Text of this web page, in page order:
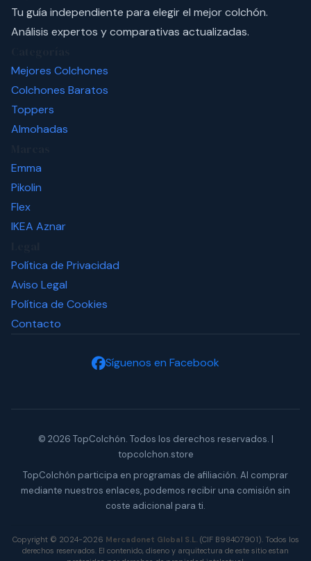
Tu guía independiente para elegir el mejor colchón.
Análisis expertos y comparativas actualizadas.
Mejores Colchones
Colchones Baratos
Toppers
Almohadas
Emma
Pikolin
Flex
IKEA Aznar
Política de Privacidad
Aviso Legal
Política de Cookies
Contacto
Síguenos en Facebook
© 2026 TopColchón. Todos los derechos reservados. |
topcolchon.store
TopColchón participa en programas de afiliación. Al comprar
mediante nuestros enlaces, podemos recibir una comisión sin
coste adicional para ti.
Copyright © 2024-2026 Mercadonet Global S.L.
(CIF B98407901). Todos los
derechos reservados. El contenido, diseno y arquitectura de este sitio estan